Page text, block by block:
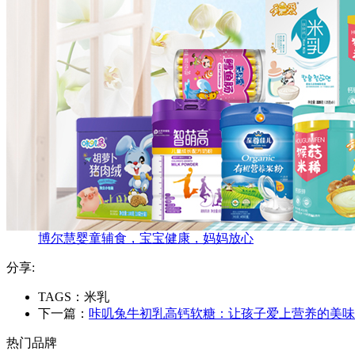
博尔慧婴童辅食，宝宝健康，妈妈放心
分享:
TAGS：米乳
下一篇： 咔叽兔牛初乳高钙软糖：让孩子爱上营养的美
热门品牌